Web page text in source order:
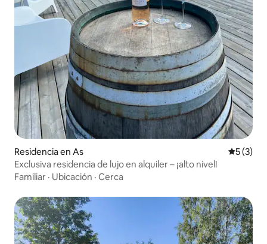
Residencia en As
5 (3)
Exclusiva residencia de lujo en alquiler – ¡alto nivel!
Familiar · Ubicación · Cerca